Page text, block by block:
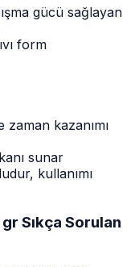
gücü sağlayan
form
zaman kazanımı
sunar
kullanımı
gr Sıkça Sorulan